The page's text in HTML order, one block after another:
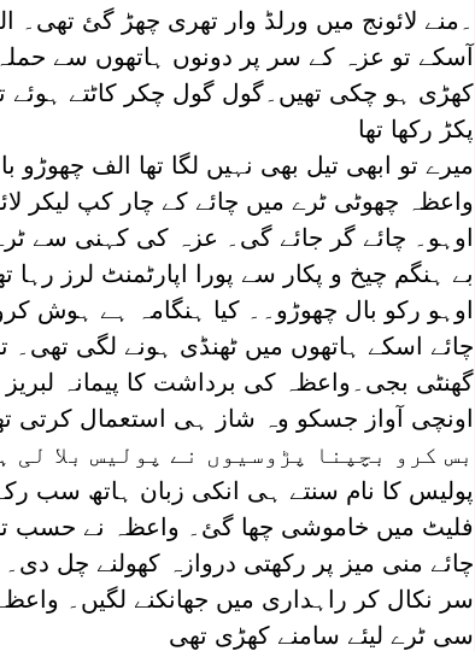
۔منے لائونج میں ورلڈ وار تھری چھڑ گئ تھی۔
آسکے تو عزہ کے سر پر دونوں ہاتھوں سے
کھڑی ہو چکی تھیں۔گول گول چکر کاٹتے ہوئے
پکڑ رکھا تھا
میرے تو ابھی تیل بھی نہیں لگا تھا الف چھوڑو
واعظہ چھوٹی ٹرے میں چائے کے چار کپ لیکر
اوہو۔ چائے گر جائے گی۔ عزہ کی کہنی سے
بے ہنگم چیخ و پکار سے پورا اپارٹمنٹ لرز رہا
اوہو رکو بال چھوڑو۔۔ کیا ہنگامہ ہے ہوش
چائے اسکے ہاتھوں میں ٹھنڈی ہونے لگی تھی۔
گھنٹی بجی۔واعظہ کی برداشت کا پیمانہ
اونچی آواز جسکو وہ شاز ہی استعمال کرتی
بس کرو بچپنا پڑوسیوں نے پولیس بلا لی
پولیس کا نام سنتے ہی انکی زبان ہاتھ سب
فلیٹ میں خاموشی چھا گئ۔ واعظہ نے حسب
چائے منی میز پر رکھتی دروازہ کھولنے چل دی۔
سر نکال کر راہداری میں جھانکنے لگیں۔
سی ٹرے لیئے سامنے کھڑی تھی